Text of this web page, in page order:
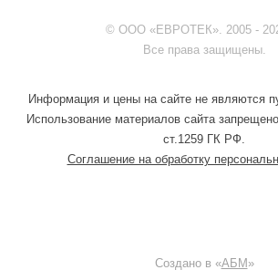
© ООО «ЕВРОТЕК». 2005 -
Все права защищены.
Информация и цены на сайте не являются
Использование материалов сайта
ст.1259 ГК РФ.
Соглашение на обработку
Создано в «АБМ »